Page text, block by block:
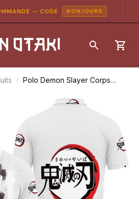
— CODE BONJOUR5
Polo Demon Slayer Corps